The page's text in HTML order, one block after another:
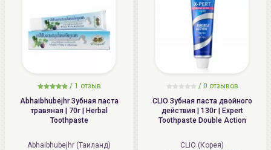
/ 1 отзыв
Abhaibhubejhr Зубная паста
травяная | 70г | Herbal
Toothpaste
Abhaibhubejhr (Таиланд)
/ 0 отзывов
CLIO Зубная паста двойного
действия | 130г | Expert
Toothpaste Double Action
CLIO (Корея)